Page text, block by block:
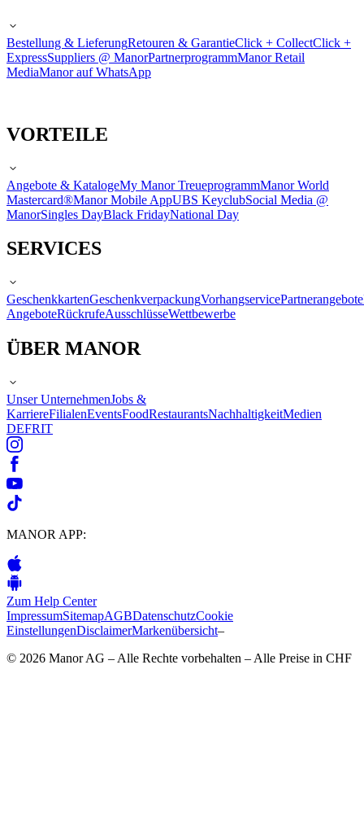
Bestellung & LieferungRetouren & GarantieClick + CollectClick +
ExpressSuppliers @ ManorPartnerprogrammManor Retail
MediaManor auf WhatsApp
VORTEILE
Angebote & KatalogeMy Manor TreueprogrammManor World
Mastercard®Manor Mobile AppUBS KeyclubSocial Media @
ManorSingles DayBlack FridayNational Day
SERVICES
GeschenkkartenGeschenkverpackungVorhangservicePartnerangebote
AngeboteRückrufeAusschlüsseWettbewerbe
ÜBER MANOR
Unser UnternehmenJobs &
KarriereFilialenEventsFoodRestaurantsNachhaltigkeitMedien
DEFRIT
MANOR APP:
Zum Help Center
ImpressumSitemapAGBDatenschutzCookie
EinstellungenDisclaimerMarkenübersicht–
© 2026 Manor AG – Alle Rechte vorbehalten – Alle Preise in CHF